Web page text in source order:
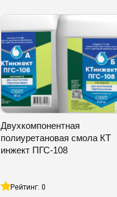
Двухкомпонентная
полиуретановая смола КТ
инжект ПГС-108
Рейтинг: 0